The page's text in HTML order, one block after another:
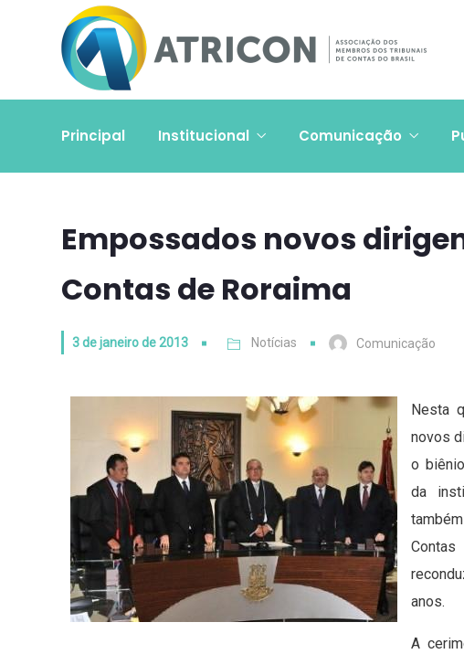
Principal Institucional Comunicação
Empossados novos
Contas de Roraima
3 de janeiro de 2013 Notícias Comunicação
Nesta
novos
o
da
anos.
A